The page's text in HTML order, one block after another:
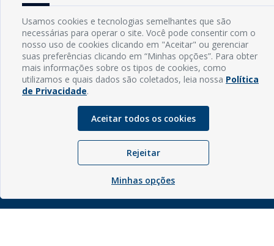
INFORMAÇÕES
Endereço: Rua Capitão Vicente de Brito, S/N - Centro
CEP: 59598-000 - Guamaré - RN
Contato: (84) 3525-2032
E-mail: diretoria@guamare.rn.leg.br
Horário: Segunda a sexta-feira, das 8h às 12h
© Copyright - 2026 | Câmara Municipal de Guamaré - RN |
Desenvolvido porSogo Tecnologia
Usamos cookies e tecnologias semelhantes que são
necessárias para operar o site. Você pode consentir com o
nosso uso de cookies clicando em "Aceitar" ou gerenciar
suas preferências clicando em “Minhas opções”. Para obter
mais informações sobre os tipos de cookies, como
utilizamos e quais dados são coletados, leia nossa Política
de Privacidade.
Aceitar todos os cookies
Rejeitar
Minhas opções